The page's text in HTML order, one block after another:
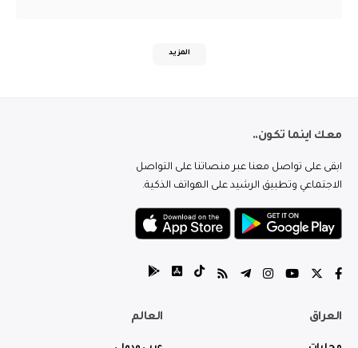
المزيد
معك اينما تكون..
ابقى على تواصل معنا عبر منصاتنا على التواصل
الاجتماعي وتطبيق الرشيد على الهواتف الذكية.
العراق العالم